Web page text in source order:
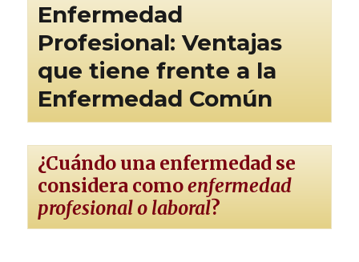
Enfermedad
Profesional: Ventajas
que tiene frente a la
Enfermedad Común
¿Cuándo una enfermedad se
considera comoenfermedad
profesional o laboral?